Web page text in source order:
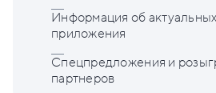
Информация об
приложения
Спецпредложения и
партнеров